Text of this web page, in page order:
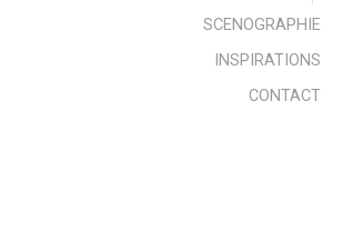
SCENOGRAPHIE
INSPIRATIONS
CONTACT